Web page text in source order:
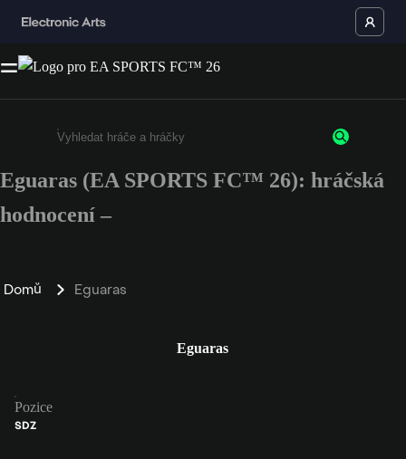
Enter a minimum of 3 characters or numbers
Eguaras (EA SPORTS FC™ 26): hráčská
hodnocení –
Domů Eguaras
Eguaras
Pozice
SDZ